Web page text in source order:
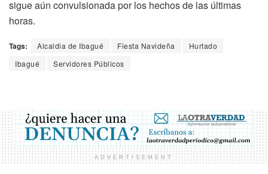
sigue aún convulsionada por los hechos de las últimas
horas.
Tags: Alcaldia de Ibagué Fiesta Navideña
Hurtado
Ibagué
Servidores Públicos
ADVERTISEMENT